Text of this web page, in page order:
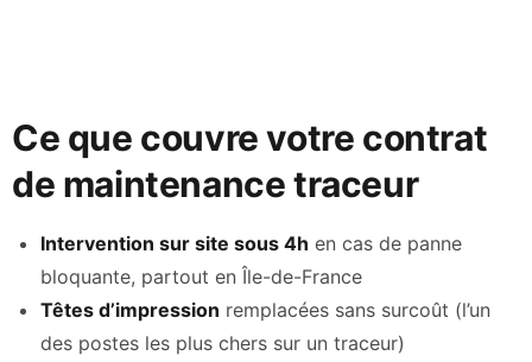
Ce que couvre votre contrat
de maintenance traceur
Intervention sur site sous 4h en cas de panne
bloquante, partout en Île-de-France
Têtes d’impression remplacées sans surcoût (l’un
des postes les plus chers sur un traceur)